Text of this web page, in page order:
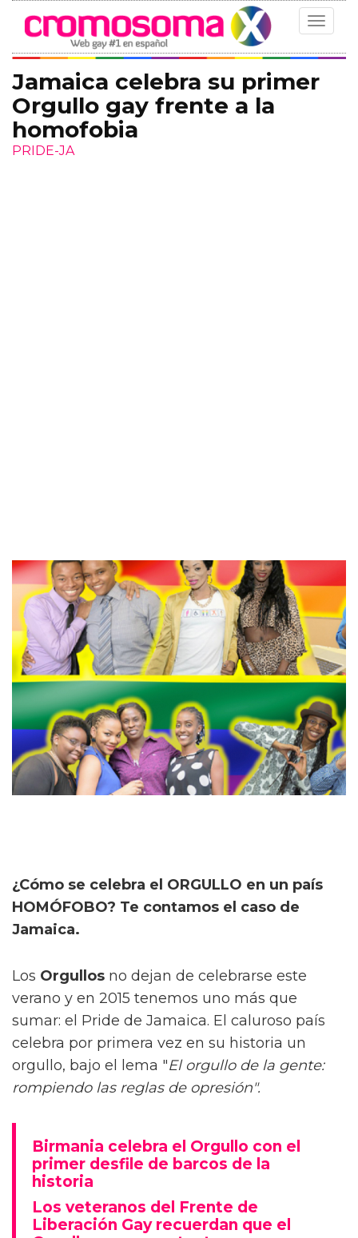
Toggle
Jamaica celebra su primer
Orgullo gay frente a la
homofobia
PRIDE-JA
¿Cómo se celebra el ORGULLO en un país
HOMÓFOBO? Te contamos el caso de
Jamaica.
Los Orgullos no dejan de celebrarse este
verano y en 2015 tenemos uno más que
sumar: el Pride de Jamaica. El caluroso país
celebra por primera vez en su historia un
orgullo, bajo el lema "El orgullo de la gente:
rompiendo las reglas de opresión".
Birmania celebra el Orgullo con el
primer desfile de barcos de la
historia
Los veteranos del Frente de
Liberación Gay recuerdan que el